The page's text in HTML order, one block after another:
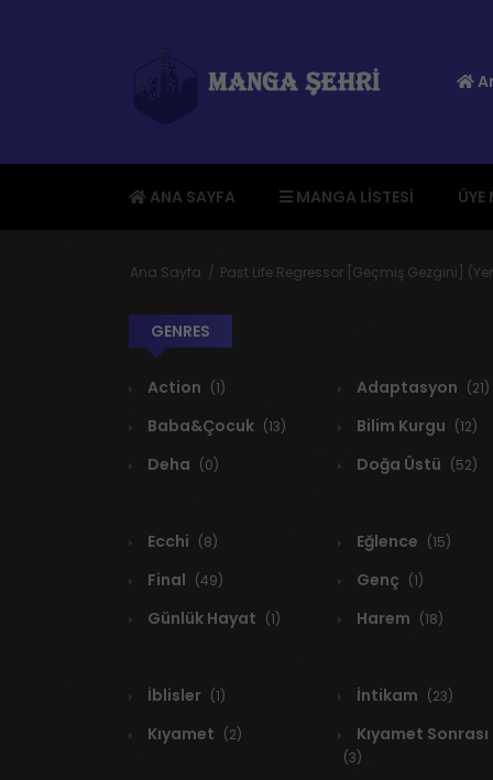
ANA SAYFA MANGA LISTESI ÜYE
Ana Sayfa Past Life Regressor [Geçmiş Gezgini]
GENRES
Action (1) Adaptasyon (21)
Baba&Çocuk (13) Bilim Kurgu (12)
Deha (0) Doğa Üstü (52)
Ecchi (8) Eğlence (15)
Final (49) Genç (1)
Günlük Hayat (1) Harem (18)
İblisler (1) İntikam (23)
Kıyamet (2) Kıyamet Sonrası
(3)